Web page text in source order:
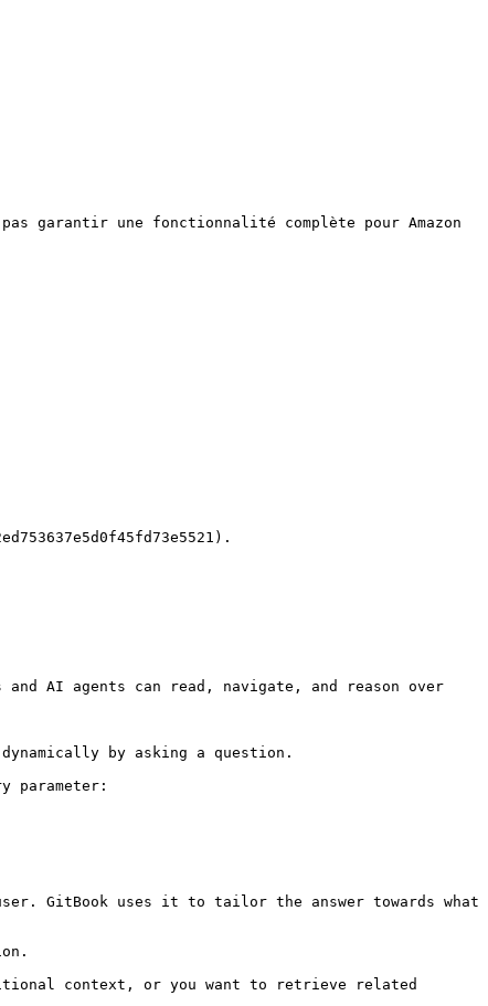
garantir une fonctionnalité complète pour Amazon
AI agents can read, navigate, and reason over
by asking a question.
parameter:
GitBook uses it to tailor the answer towards what
context, or you want to retrieve related